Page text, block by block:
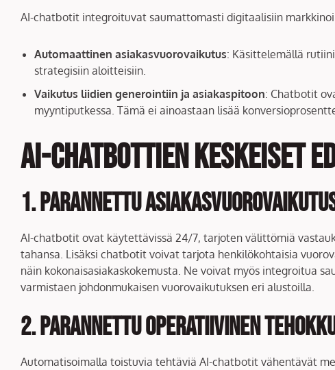
AI-chatbotit integroituvat saumattomasti digitaalisiin
Automaattinen asiakasvuorovaikutus: Käsittelemällä
strategisiin aloitteisiin.
Vaikutus liidien generointiin ja asiakaspitoon: Chatbotit
myyntiputkessa. Tämä ei ainoastaan lisää
AI-chatbottien keskeiset
1. Parannettu
AI-chatbotit ovat käytettävissä 24/7, tarjoten välittömiä
tahansa. Lisäksi chatbotit voivat tarjota henkilökohtaisia
näin kokonaisasiakaskokemusta. Ne voivat myös integroitua
varmistaen johdonmukaisen vuorovaikutuksen eri alustoilla.
2. Parannettu operatiivinen
Automatisoimalla toistuvia tehtäviä AI-chatbotit vähentävät